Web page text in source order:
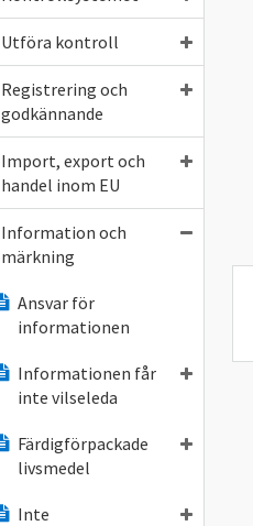
Utföra kontroll
Registrering och
godkännande
Import, export och
handel inom EU
Information och
märkning
Ansvar för
informationen
Informationen får
inte vilseleda
Färdigförpackade
livsmedel
Inte